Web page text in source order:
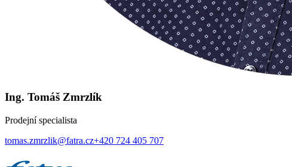
Ing. Tomáš Zmrzlík
Prodejní specialista
tomas.zmrzlik@fatra.cz+420 724 405 707